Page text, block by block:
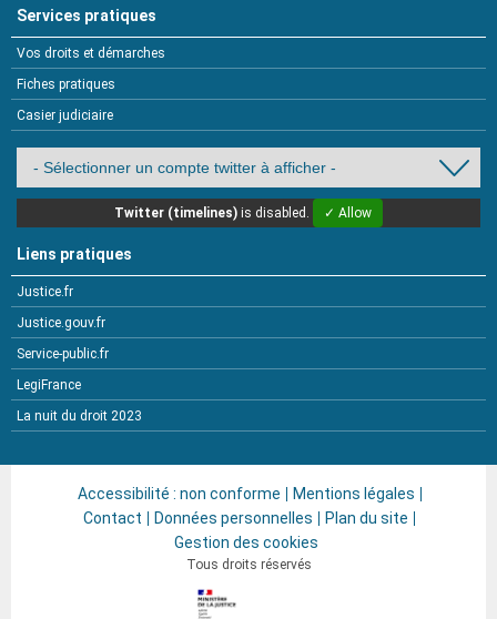
Services pratiques
Vos droits et démarches
Fiches pratiques
Casier judiciaire
Twitter (timelines) is disabled. ✓ Allow
Liens pratiques
Justice.fr
Justice.gouv.fr
Service-public.fr
LegiFrance
La nuit du droit 2023
Accessibilité : non conforme
Mentions légales
Contact
Données personnelles
Plan du site
Gestion des cookies
Tous droits réservés